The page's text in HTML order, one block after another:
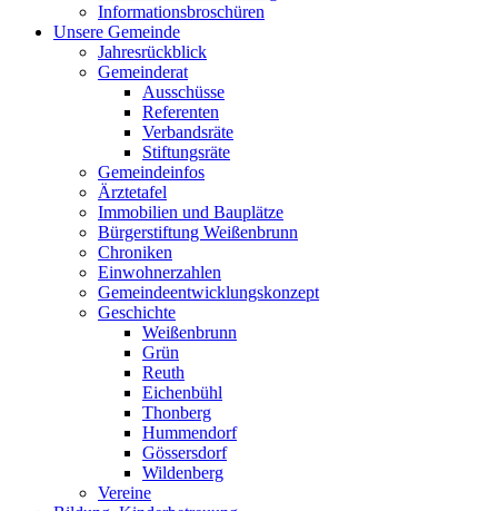
Informationsbroschüren
Unsere Gemeinde
Jahresrückblick
Gemeinderat
Ausschüsse
Referenten
Verbandsräte
Stiftungsräte
Gemeindeinfos
Ärztetafel
Immobilien und Bauplätze
Bürgerstiftung Weißenbrunn
Chroniken
Einwohnerzahlen
Gemeindeentwicklungskonzept
Geschichte
Weißenbrunn
Grün
Reuth
Eichenbühl
Thonberg
Hummendorf
Gössersdorf
Wildenberg
Vereine